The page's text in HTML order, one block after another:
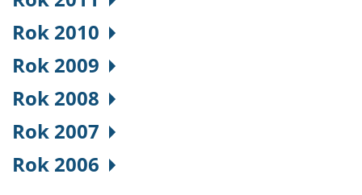
Rok 2010
Rok 2009
Rok 2008
Rok 2007
Rok 2006